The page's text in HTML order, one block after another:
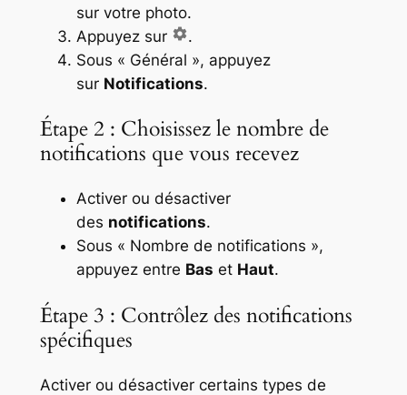
sur votre photo.
Appuyez sur
.
Sous « Général », appuyez
sur Notifications.
Étape 2 : Choisissez le nombre de
notifications que vous recevez
Activer ou désactiver
des notifications.
Sous « Nombre de notifications »,
appuyez entre Bas et Haut.
Étape 3 : Contrôlez des notifications
spécifiques
Activer ou désactiver certains types de